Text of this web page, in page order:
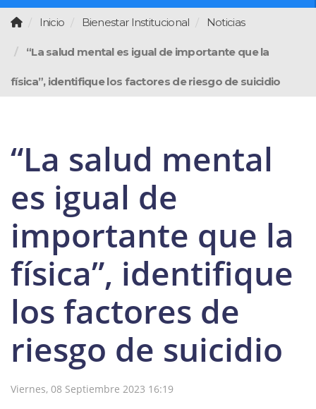
Inicio Bienestar Institucional Noticias
“La salud mental es igual de importante que la
física”, identifique los factores de riesgo de suicidio
“La salud mental
es igual de
importante que la
física”, identifique
los factores de
riesgo de suicidio
Viernes, 08 Septiembre 2023 16:19